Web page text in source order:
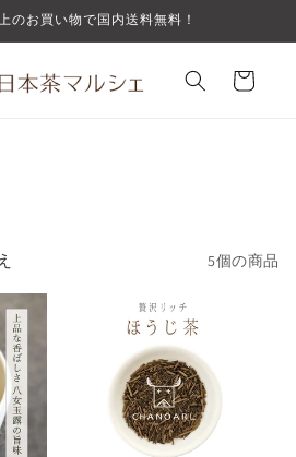
のお買い物で国内送料無料！
ー
5個の商品